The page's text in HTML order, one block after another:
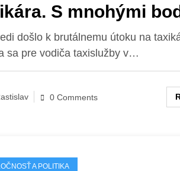
S mnohými
skončil v
ušli.
došlo k brutálnemu útoku na
sa pre vodiča taxislužby v…
0 Comments
A POLITIKA